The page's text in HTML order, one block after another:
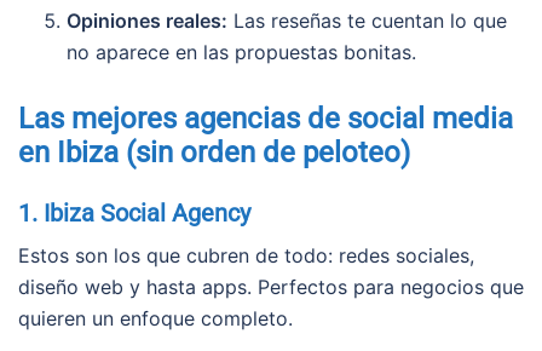
Opiniones reales: Las reseñas te cuentan lo que
no aparece en las propuestas bonitas.
Las mejores agencias de social media
en Ibiza (sin orden de peloteo)
1. Ibiza Social Agency
Estos son los que cubren de todo: redes sociales,
diseño web y hasta apps. Perfectos para negocios que
quieren un enfoque completo.